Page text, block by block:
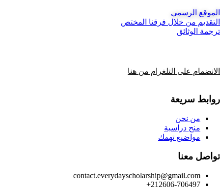
الموقع الرسمي
التقديم من خلال فرقنا المختص
ترجمة الوثائق
الانضمام على التلغرام من هنا
روابط سريعة
من نحن
منح دراسية
مواضيع تهمك
تواصل معنا
contact.everydayscholarship@gmail.com
212606-706497+